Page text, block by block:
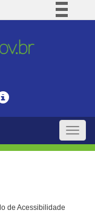
BR
Toggle
de Acessibilidade